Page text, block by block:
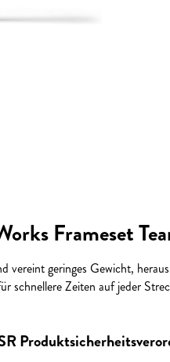
Frameset
geringes Gewicht,
schnellere Zeiten auf jeder